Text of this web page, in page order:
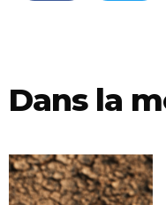
Dans la